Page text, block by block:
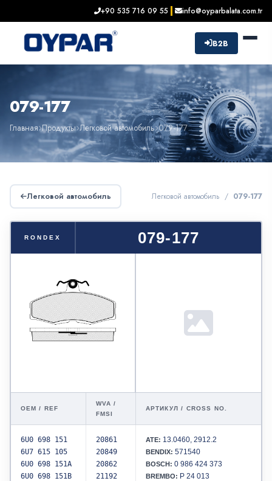
+90 535 716 09 55 info@oyparbalata.com.tr
B2B
079-177
Главная Продукты Легковой автомобиль 079-177
Легковой автомобиль Легковой автомобиль / 079-177
RONDEX 079-177
OEM / REF
WVA /
FMSI
АРТИКУЛ / CROSS NO.
6U0 698 151
6U7 615 105
6U0 698 151A
6U0 698 151B
20861
20849
20862
21192
ATE: 13.0460, 2912.2
BENDIX: 571540
BOSCH: 0 986 424 373
BREMBO: P 24 013